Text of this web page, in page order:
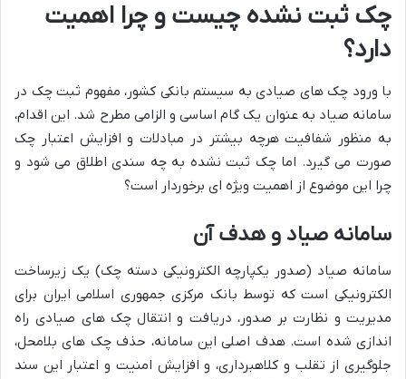
چک ثبت نشده چیست و چرا اهمیت
دارد؟
با ورود چک های صیادی به سیستم بانکی کشور، مفهوم ثبت چک در
سامانه صیاد به عنوان یک گام اساسی و الزامی مطرح شد. این اقدام،
به منظور شفافیت هرچه بیشتر در مبادلات و افزایش اعتبار چک
صورت می گیرد. اما چک ثبت نشده به چه سندی اطلاق می شود و
چرا این موضوع از اهمیت ویژه ای برخوردار است؟
سامانه صیاد و هدف آن
سامانه صیاد (صدور یکپارچه الکترونیکی دسته چک) یک زیرساخت
الکترونیکی است که توسط بانک مرکزی جمهوری اسلامی ایران برای
مدیریت و نظارت بر صدور، دریافت و انتقال چک های صیادی راه
اندازی شده است. هدف اصلی این سامانه، حذف چک های بلامحل،
جلوگیری از تقلب و کلاهبرداری، و افزایش امنیت و اعتبار این سند